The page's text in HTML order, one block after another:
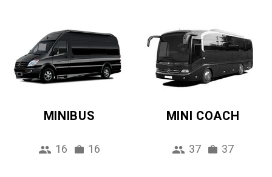
MINIBUS
16 16
MINI COACH
37 37